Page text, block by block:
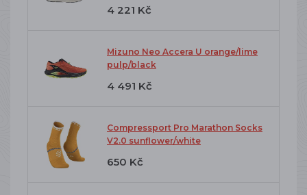
4 221 Kč
Mizuno Neo Accera U orange/lime
pulp/black
4 491 Kč
Compressport Pro Marathon Socks
V2.0 sunflower/white
650 Kč